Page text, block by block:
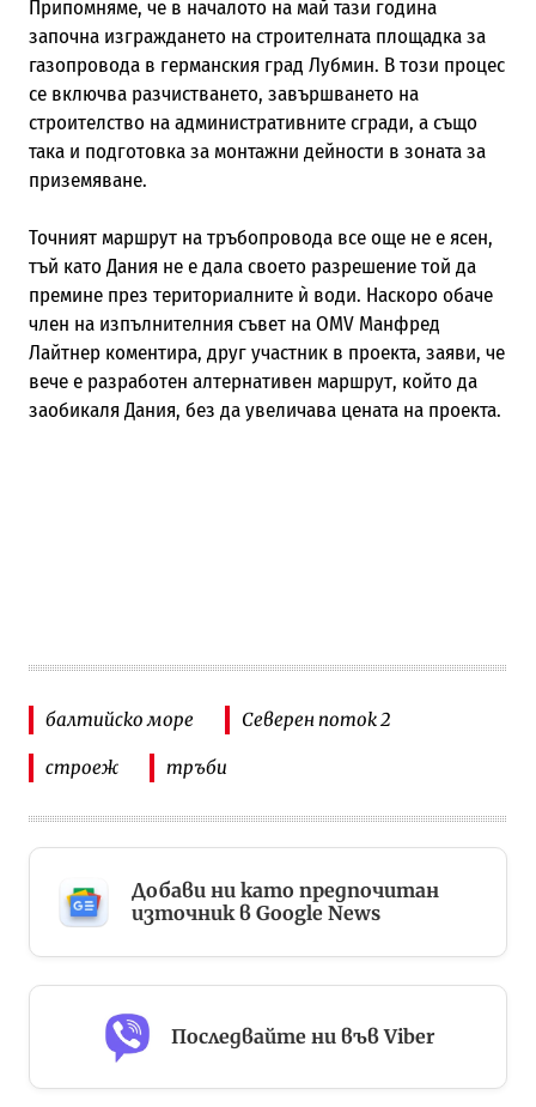
Припомняме, че в началото на май тази година
започна изграждането на строителната площадка за
газопровода в германския град Лубмин. В този процес
се включва разчистването, завършването на
строителство на административните сгради, а също
така и подготовка за монтажни дейности в зоната за
приземяване.
Точният маршрут на тръбопровода все още не е ясен,
тъй като Дания не е дала своето разрешение той да
премине през териториалните ѝ води. Наскоро обаче
член на изпълнителния съвет на OMV Манфред
Лайтнер коментира, друг участник в проекта, заяви, че
вече е разработен алтернативен маршрут, който да
заобикаля Дания, без да увеличава цената на проекта.
балтийско море Северен поток 2
строеж тръби
Добави ни като предпочитан
източник в Google News
Последвайте ни във Viber